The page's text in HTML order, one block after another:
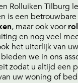
Rolluiken Tilburg
is een
, maar ook voor
en nog veel
het uiterlijk van
we in ons
zodat u altijd een
uw woning of